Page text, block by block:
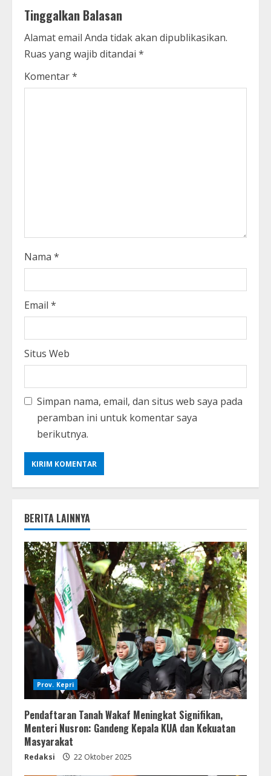
Tinggalkan Balasan
Alamat email Anda tidak akan dipublikasikan.
Ruas yang wajib ditandai *
Komentar*
Nama *
Email *
Situs Web
Simpan nama, email, dan situs web saya pada
peramban ini untuk komentar saya
berikutnya.
BERITA LAINNYA
Prov. Kepri
Pendaftaran Tanah Wakaf Meningkat Signifikan,
Menteri Nusron: Gandeng Kepala KUA dan Kekuatan
Masyarakat
Redaksi 22 Oktober 2025